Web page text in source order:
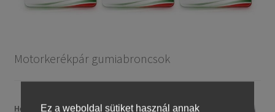
Motorkerékpár gumiabroncsok
Heidenau 5.00 - 16 76P P29 TT
Ez a weboldal sütiket használ annak